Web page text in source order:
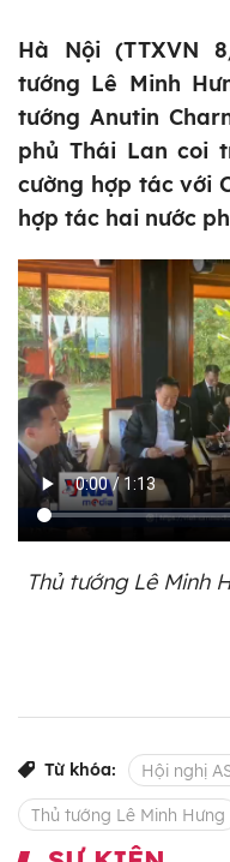
Hà Nội (TTXVN
tướng Lê Minh
tướng Anutin
phủ Thái Lan coi
cường hợp tác với
hợp tác hai nước
Thủ tướng Lê Minh
Từ khóa: Hội nghị
Thủ tướng Lê Minh Hưng